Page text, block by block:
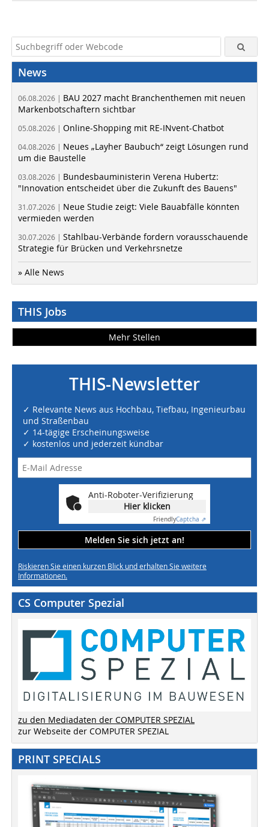
News
06.08.2026 | BAU 2027 macht Branchenthemen mit neuen
Markenbotschaftern sichtbar
05.08.2026 | Online-Shopping mit RE-INvent-Chatbot
04.08.2026 | Neues „Layher Baubuch“ zeigt Lösungen rund
um die Baustelle
03.08.2026 | Bundesbauministerin Verena Hubertz:
"Innovation entscheidet über die Zukunft des Bauens"
31.07.2026 | Neue Studie zeigt: Viele Bauabfälle könnten
vermieden werden
30.07.2026 | Stahlbau-Verbände fordern vorausschauende
Strategie für Brücken und Verkehrsnetze
» Alle News
THIS Jobs
Mehr Stellen
THIS-Newsletter
✓ Relevante News aus Hochbau, Tiefbau, Ingenieurbau
und Straßenbau
✓ 14-tägige Erscheinungsweise
✓ kostenlos und jederzeit kündbar
Anti-Roboter-Verifizierung
Hier klicken
FriendlyCaptcha ⇗
Melden Sie sich jetzt an!
Riskieren Sie einen kurzen Blick und erhalten Sie weitere
Informationen.
CS Computer Spezial
zu den Mediadaten der COMPUTER SPEZIAL
zur Webseite der COMPUTER SPEZIAL
PRINT SPECIALS